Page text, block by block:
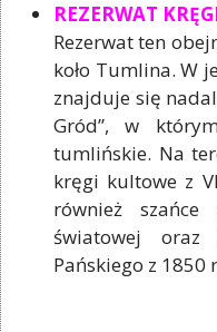
REZERWAT
Rezerwat ten
koło Tumlina. W
znajduje się
Gród”, w
tumlińskie. Na
kręgi kultowe z
również
światowej oraz
Pańskiego z 1850